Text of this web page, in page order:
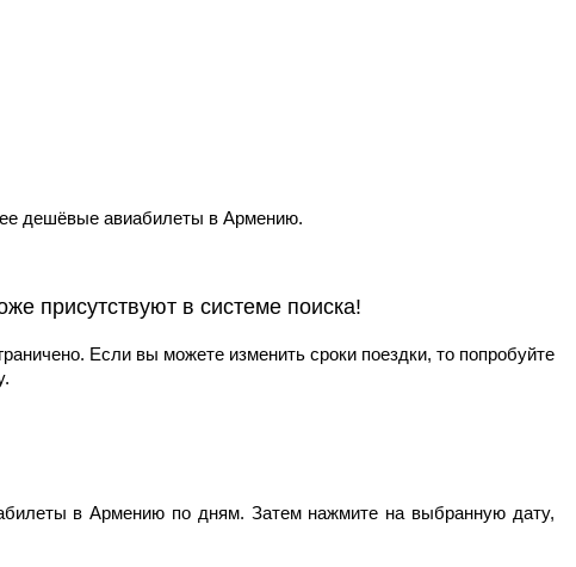
дешёвые авиабилеты в Армению.
присутствуют в системе поиска!
Если вы можете изменить сроки поездки, то попробуйте
в Армению по дням. Затем нажмите на выбранную дату,